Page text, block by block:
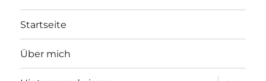
Startseite
Über mich